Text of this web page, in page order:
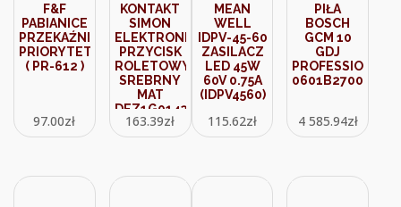
F&F
PABIANICE
PRZEKAŹNIK
PRIORYTETOWY
( PR-612 )
97.00zł
KONTAKT
SIMON
ELEKTRONICZNY
PRZYCISK
ROLETOWY
SREBRNY
MAT
DEZ1G0143
54
163.39zł
MEAN
WELL
IDPV-45-60
ZASILACZ
LED 45W
60V 0.75A
(IDPV4560)
115.62zł
PIŁA
BOSCH
GCM 10
GDJ
PROFESSIONAL
0601B27000
4 585.94zł